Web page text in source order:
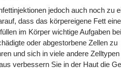
jedoch auch noch zu
dass das körpereigene Fett
im Körper wichtige Aufgaben
oder abgestorbene Zellen zu
und sich in viele andere
verbessern Sie in der Haut die